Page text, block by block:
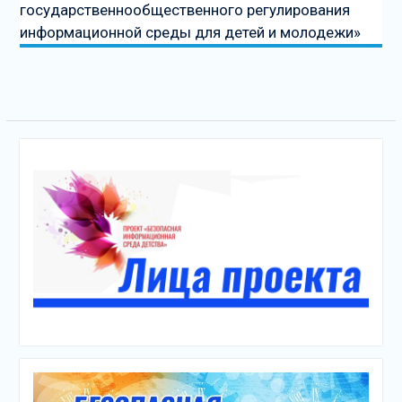
государственнообщественного регулирования
информационной среды для детей и молодежи»